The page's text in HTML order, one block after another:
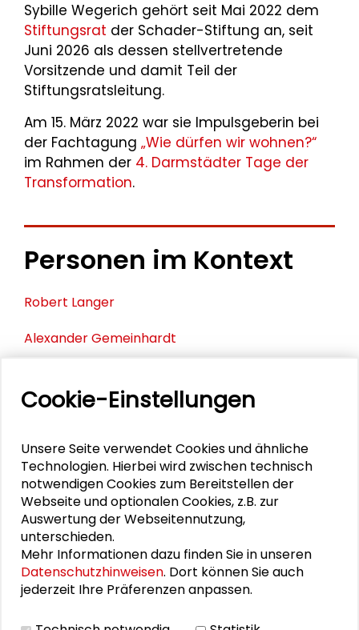
Sybille Wegerich gehört seit Mai 2022 dem
Stiftungsrat der Schader-Stiftung an, seit
Juni 2026 als dessen stellvertretende
Vorsitzende und damit Teil der
Stiftungsratsleitung.
Am 15. März 2022 war sie Impulsgeberin bei
der Fachtagung „Wie dürfen wir wohnen?“
im Rahmen der 4. Darmstädter Tage der
Transformation.
Personen im Kontext
Robert Langer
Alexander Gemeinhardt
Heiko Depner
Volker Jung
Claudia Lange
Pelin Meyer
Jochen Partsch
Dagmar Rechenbach
Cookie-Einstellungen
Unsere Seite verwendet Cookies und ähnliche
Technologien. Hierbei wird zwischen technisch
notwendigen Cookies zum Bereitstellen der
Webseite und optionalen Cookies, z.B. zur
Auswertung der Webseitennutzung,
unterschieden.
Mehr Informationen dazu finden Sie in unseren
Datenschutzhinweisen. Dort können Sie auch
jederzeit Ihre Präferenzen anpassen.